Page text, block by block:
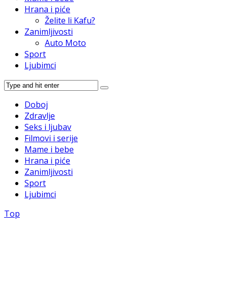
Hrana i piće
Želite li Kafu?
Zanimljivosti
Auto Moto
Sport
Ljubimci
Doboj
Zdravlje
Seks i ljubav
Filmovi i serije
Mame i bebe
Hrana i piće
Zanimljivosti
Sport
Ljubimci
Top